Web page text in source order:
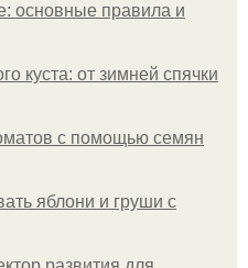
основные правила и
куста: от зимней спячки
с помощью семян
яблони и груши с